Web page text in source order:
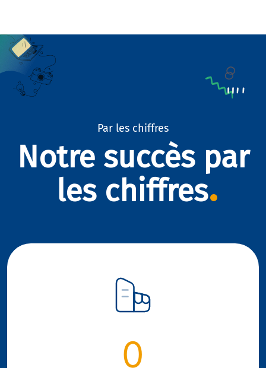
Par les chiffres
Notre succès par
les chiffres
0